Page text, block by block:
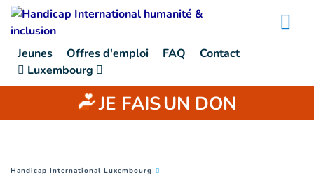
Goto main content
Jeunes Offres d'emploi FAQ
Contact
Luxembourg
JE FAISUN DON
Handicap International Luxembourg